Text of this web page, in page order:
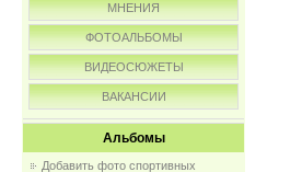
МНЕНИЯ
ФОТОАЛЬБОМЫ
ВИДЕОСЮЖЕТЫ
ВАКАНСИИ
Альбомы
Добавить фото спортивных